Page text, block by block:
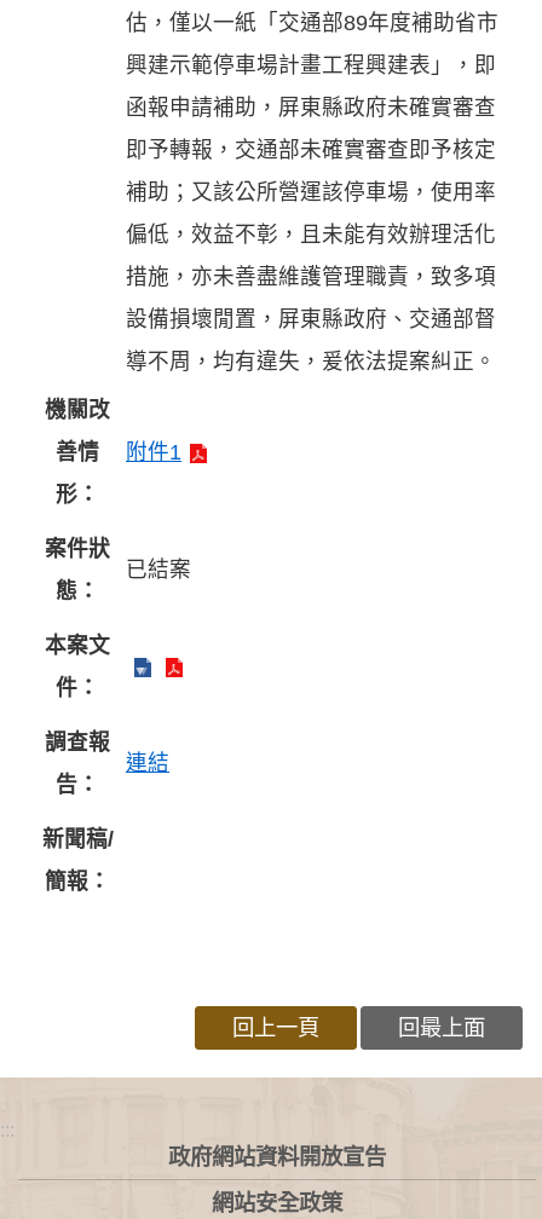
估，僅以一紙「交通部89年度補助省市
興建示範停車場計畫工程興建表」，即
函報申請補助，屏東縣政府未確實審查
即予轉報，交通部未確實審查即予核定
補助；又該公所營運該停車場，使用率
偏低，效益不彰，且未能有效辦理活化
措施，亦未善盡維護管理職責，致多項
設備損壞閒置，屏東縣政府、交通部督
導不周，均有違失，爰依法提案糾正。
機關改
善情
形：
附件1
案件狀
態：
已結案
本案文
件：
調查報
告：
連結
新聞稿/
簡報：
回上一頁 回最上面
:::
政府網站資料開放宣告
網站安全政策